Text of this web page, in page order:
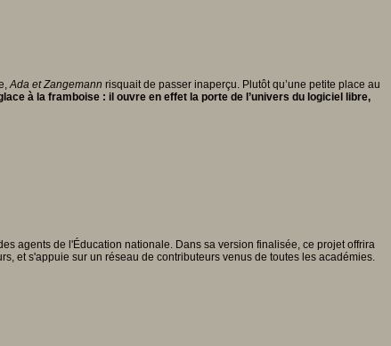
Ada et Zangemann risquait de passer inaperçu. Plutôt qu’une petite place au
à la framboise : il ouvre en effet la porte de l’univers du logiciel libre,
agents de l'Éducation nationale. Dans sa version finalisée, ce projet offrira
et s'appuie sur un réseau de contributeurs venus de toutes les académies.